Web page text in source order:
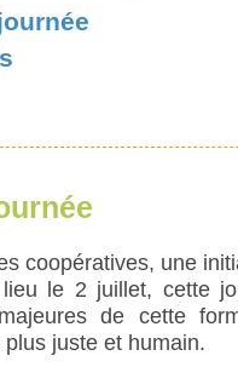
coopératives, une
le 2 juillet, cette
de cette
juste et humain.